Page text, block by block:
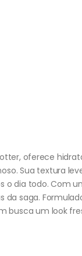
oferece
Sua textura
o dia todo. Com
da saga.
busca um look